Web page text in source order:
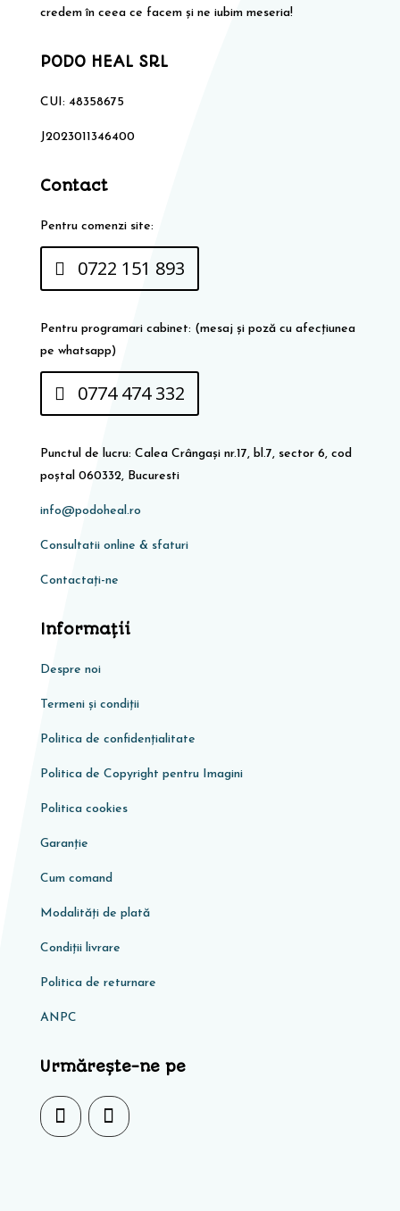
credem în ceea ce facem și ne iubim meseria!
PODO HEAL SRL
CUI: 48358675
J2023011346400
Contact
Pentru comenzi site:
0722 151 893
Pentru programari cabinet: (mesaj și poză cu afecțiunea
pe whatsapp)
0774 474 332
Punctul de lucru: Calea Crângași nr.17, bl.7, sector 6, cod
poștal 060332, Bucuresti
info@podoheal.ro
Consultatii online & sfaturi
Contactați-ne
Informaţii
Despre noi
Termeni și condiții
Politica de confidențialitate
Politica de Copyright pentru Imagini
Politica cookies
Garanţie
Cum comand
Modalități de plată
Condiţii livrare
Politica de returnare
ANPC
Urmărește-ne pe